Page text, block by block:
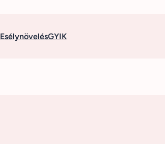
EsélynövelésGYIK